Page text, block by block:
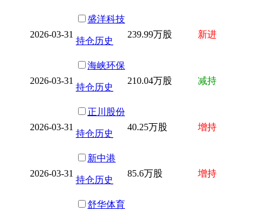
2026-03-31
盛洋科技
持仓历史
239.99万股 新进
2026-03-31
海峡环保
持仓历史
210.04万股 减持
2026-03-31
正川股份
持仓历史
40.25万股 增持
2026-03-31
新中港
持仓历史
85.6万股 增持
舒华体育